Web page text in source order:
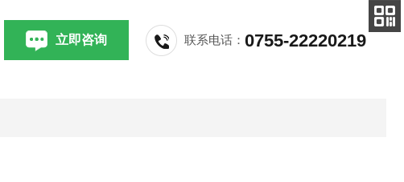
立即咨询 联系电话：0755-22220219
客服
电话